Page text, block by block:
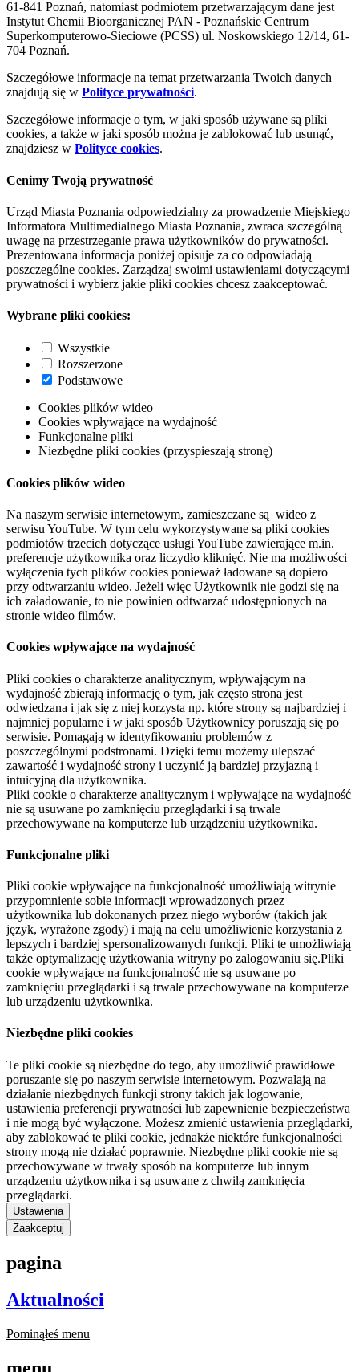
61-841 Poznań, natomiast podmiotem przetwarzającym dane jest
Instytut Chemii Bioorganicznej PAN - Poznańskie Centrum
Superkomputerowo-Sieciowe (PCSS) ul. Noskowskiego 12/14, 61-
704 Poznań.
Szczegółowe informacje na temat przetwarzania Twoich danych
znajdują się w Polityce prywatności.
Szczegółowe informacje o tym, w jaki sposób używane są pliki
cookies, a także w jaki sposób można je zablokować lub usunąć,
znajdziesz w Polityce cookies.
Cenimy Twoją prywatność
Urząd Miasta Poznania odpowiedzialny za prowadzenie Miejskiego
Informatora Multimedialnego Miasta Poznania, zwraca szczególną
uwagę na przestrzeganie prawa użytkowników do prywatności.
Prezentowana informacja poniżej opisuje za co odpowiadają
poszczególne cookies. Zarządzaj swoimi ustawieniami dotyczącymi
prywatności i wybierz jakie pliki cookies chcesz zaakceptować.
Wybrane pliki cookies:
Wszystkie
Rozszerzone
Podstawowe
Cookies plików wideo
Cookies wpływające na wydajność
Funkcjonalne pliki
Niezbędne pliki cookies (przyspieszają stronę)
Cookies plików wideo
Na naszym serwisie internetowym, zamieszczane są wideo z
serwisu YouTube. W tym celu wykorzystywane są pliki cookies
podmiotów trzecich dotyczące usługi YouTube zawierające m.in.
preferencje użytkownika oraz liczydło kliknięć. Nie ma możliwości
wyłączenia tych plików cookies ponieważ ładowane są dopiero
przy odtwarzaniu wideo. Jeżeli więc Użytkownik nie godzi się na
ich załadowanie, to nie powinien odtwarzać udostępnionych na
stronie wideo filmów.
Cookies wpływające na wydajność
Pliki cookies o charakterze analitycznym, wpływającym na
wydajność zbierają informację o tym, jak często strona jest
odwiedzana i jak się z niej korzysta np. które strony są najbardziej i
najmniej popularne i w jaki sposób Użytkownicy poruszają się po
serwisie. Pomagają w identyfikowaniu problemów z
poszczególnymi podstronami. Dzięki temu możemy ulepszać
zawartość i wydajność strony i uczynić ją bardziej przyjazną i
intuicyjną dla użytkownika.
Pliki cookie o charakterze analitycznym i wpływające na wydajność
nie są usuwane po zamknięciu przeglądarki i są trwale
przechowywane na komputerze lub urządzeniu użytkownika.
Funkcjonalne pliki
Pliki cookie wpływające na funkcjonalność umożliwiają witrynie
przypomnienie sobie informacji wprowadzonych przez
użytkownika lub dokonanych przez niego wyborów (takich jak
język, wyrażone zgody) i mają na celu umożliwienie korzystania z
lepszych i bardziej spersonalizowanych funkcji. Pliki te umożliwiają
także optymalizację użytkowania witryny po zalogowaniu się.Pliki
cookie wpływające na funkcjonalność nie są usuwane po
zamknięciu przeglądarki i są trwale przechowywane na komputerze
lub urządzeniu użytkownika.
Niezbędne pliki cookies
Te pliki cookie są niezbędne do tego, aby umożliwić prawidłowe
poruszanie się po naszym serwisie internetowym. Pozwalają na
działanie niezbędnych funkcji strony takich jak logowanie,
ustawienia preferencji prywatności lub zapewnienie bezpieczeństwa
i nie mogą być wyłączone. Możesz zmienić ustawienia przeglądarki,
aby zablokować te pliki cookie, jednakże niektóre funkcjonalności
strony mogą nie działać poprawnie. Niezbędne pliki cookie nie są
przechowywane w trwały sposób na komputerze lub innym
urządzeniu użytkownika i są usuwane z chwilą zamknięcia
przeglądarki.
Ustawienia
Zaakceptuj
pagina
Aktualności
Pominąłeś menu